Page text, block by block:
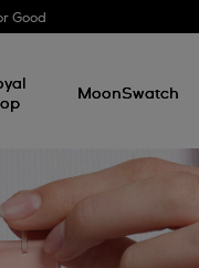
Good
MoonSwatch